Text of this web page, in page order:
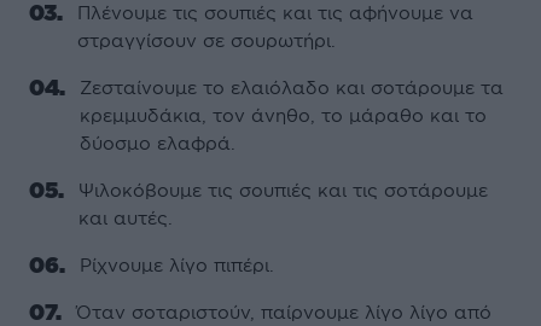
Πλένουµε τις σουπιές και τις αφήνουµε να
στραγγίσουν σε σουρωτήρι.
Ζεσταίνουµε το ελαιόλαδο και σοτάρουµε τα
κρεµµυδάκια, τον άνηθο, το µάραθο και το
δύοσµο ελαφρά.
Ψιλοκόβουµε τις σουπιές και τις σοτάρουµε
και αυτές.
Ρίχνουµε λίγο πιπέρι.
Όταν σοταριστούν, παίρνουµε λίγο λίγο από